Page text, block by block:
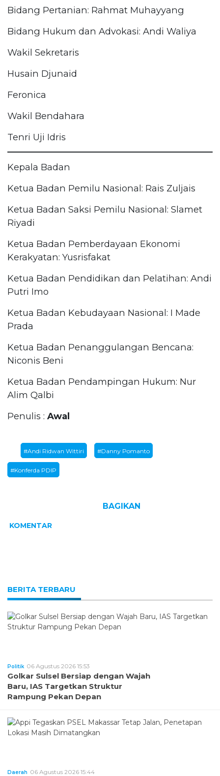
Bidang Pertanian: Rahmat Muhayyang
Bidang Hukum dan Advokasi: Andi Waliya
Wakil Sekretaris
Husain Djunaid
Feronica
Wakil Bendahara
Tenri Uji Idris
Kepala Badan
Ketua Badan Pemilu Nasional: Rais Zuljais
Ketua Badan Saksi Pemilu Nasional: Slamet
Riyadi
Ketua Badan Pemberdayaan Ekonomi
Kerakyatan: Yusrisfakat
Ketua Badan Pendidikan dan Pelatihan: Andi
Putri Imo
Ketua Badan Kebudayaan Nasional: I Made
Prada
Ketua Badan Penanggulangan Bencana:
Niconis Beni
Ketua Badan Pendampingan Hukum: Nur
Alim Qalbi
Penulis : Awal
#Andi Ridwan Wittiri #Danny Pomanto
#Konferda PDIP
BAGIKAN
KOMENTAR
BERITA TERBARU
Politik 06 Agustus 2026 15:53
Golkar Sulsel Bersiap dengan Wajah
Baru, IAS Targetkan Struktur
Rampung Pekan Depan
Daerah 06 Agustus 2026 15:44